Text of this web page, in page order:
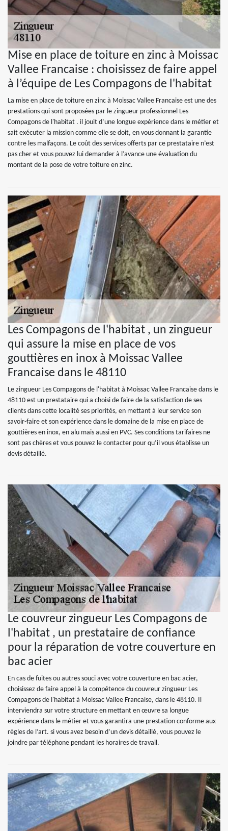
Mise en place de toiture en zinc à Moissac
Vallee Francaise : choisissez de faire appel
à l’équipe de Les Compagons de l'habitat
La mise en place de toiture en zinc à Moissac Vallee Francaise est une des
prestations qui sont proposées par le zingueur professionnel Les
Compagons de l'habitat . il jouit d’une longue expérience dans le métier et
sait exécuter la mission comme elle se doit, en vous donnant la garantie
contre les malfaçons. Le coût des services offerts par ce prestataire n’est
pas cher et vous pouvez lui demander à l’avance une évaluation du
montant de la pose de votre toiture en zinc.
Les Compagons de l'habitat , un zingueur
qui assure la mise en place de vos
gouttières en inox à Moissac Vallee
Francaise dans le 48110
Le zingueur Les Compagons de l'habitat à Moissac Vallee Francaise dans le
48110 est un prestataire qui a choisi de faire de la satisfaction de ses
clients dans cette localité ses priorités, en mettant à leur service son
savoir-faire et son expérience dans le domaine de la mise en place de
gouttières en inox, en alu mais aussi en PVC. Ses conditions tarifaires ne
sont pas chères et vous pouvez le contacter pour qu’il vous établisse un
devis détaillé.
Le couvreur zingueur Les Compagons de
l'habitat , un prestataire de confiance
pour la réparation de votre couverture en
bac acier
En cas de fuites ou autres souci avec votre couverture en bac acier,
choisissez de faire appel à la compétence du couvreur zingueur Les
Compagons de l'habitat à Moissac Vallee Francaise, dans le 48110. Il
interviendra sur votre structure en mettant en œuvre sa longue
expérience dans le métier et vous garantira une prestation conforme aux
règles de l’art. si vous avez besoin d’un devis détaillé, vous pouvez le
joindre par téléphone pendant les horaires de travail.